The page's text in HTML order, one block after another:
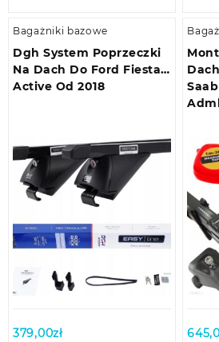
Bagażniki bazowe
Dgh System Poprzeczki
Na Dach Do Ford Fiesta
Active Od 2018
379,00zł